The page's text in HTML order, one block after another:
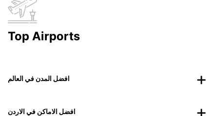
Top Airports
افضل المدن في العالم
افضل الاماكن في الاردن